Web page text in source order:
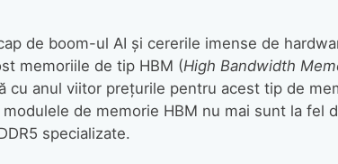
de boom-ul AI și cererile imense de
memoriile de tip HBM (High Bandwidth
cu anul viitor prețurile pentru acest tip de
modulele de memorie HBM nu mai sunt la fel
specializate.